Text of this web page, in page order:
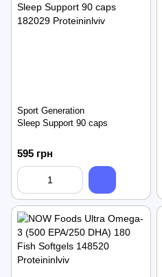
Sport Generation
Sleep Support 90 caps
595 грн